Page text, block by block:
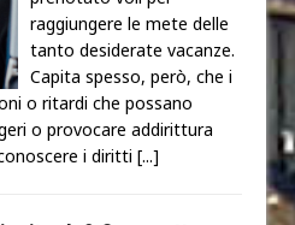
raggiungere le mete delle
tanto desiderate vacanze.
Capita spesso, però, che i
o ritardi che possano
o provocare addirittura
i diritti [...]